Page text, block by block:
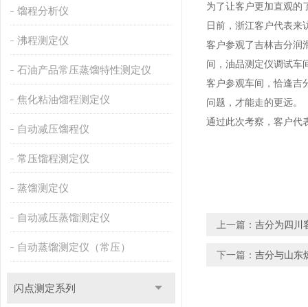
馏程分析仪
沸程测定仪
石油产品常压蒸馏特性测定仪
焦化粘油馏程测定仪
自动减压馏程仪
常压馏程测定仪
蒸馏测定仪
自动减压蒸馏测定仪
自动蒸馏测定仪（常压）
闪点测定系列
为了让客户更加直观的
日前，浙江客户代表来
客户参观了吉林吉分润
间，油品测定仪调试车
客户参观车间，恰逢吉
问题，才能走的更远。
通过此次考察，客户代
上一篇： 吉分为四川
下一篇： 吉分与山东